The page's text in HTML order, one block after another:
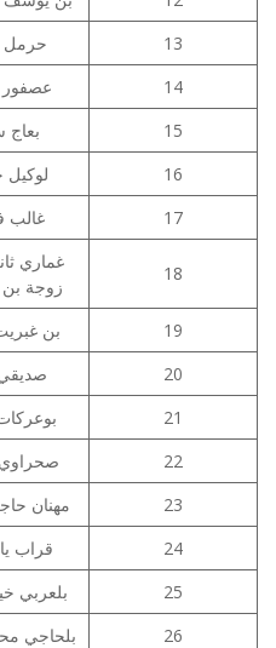
حرمل
13
14
بعاج
15
لوكيل
16
غالب 17
غماري
زوجة
18
بن
19
20
21
22
مهنان
23
قراب
24
بلعربي
25
بلحاجي
26